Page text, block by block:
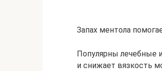
Запах ментола
Популярны лечебные
и снижает вязкость